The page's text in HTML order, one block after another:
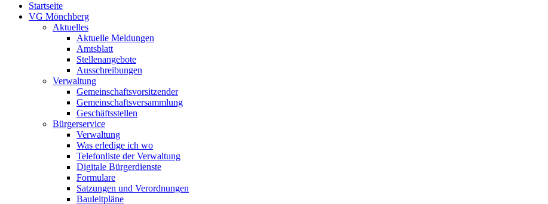
Startseite
VG Mönchberg
Aktuelles
Aktuelle Meldungen
Amtsblatt
Stellenangebote
Ausschreibungen
Verwaltung
Gemeinschaftsvorsitzender
Gemeinschaftsversammlung
Geschäftsstellen
Bürgerservice
Verwaltung
Was erledige ich wo
Telefonliste der Verwaltung
Digitale Bürgerdienste
Formulare
Satzungen und Verordnungen
Bauleitpläne